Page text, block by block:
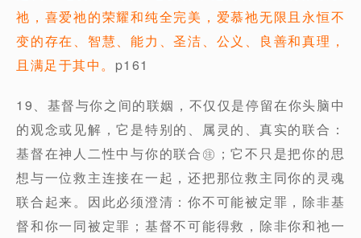
祂，喜爱祂的荣耀和纯全完美，爱慕祂⽆限且永恒不
变的存在、智慧、能⼒、圣洁、公义、良善和真理，
且满⾜于其中。 p161
19、基督与你之间的联姻，不仅仅是停留在你头脑中
的观念或⻅解，它是特别的、属灵的、真实的联合：
基督在神⼈⼆性中与你的联合㊟；它不只是把你的思
想与⼀位救主连接在⼀起，还把那位救主同你的灵魂
联合起来。因此必须澄清：你不可能被定罪，除⾮基
督和你⼀同被定罪；基督不可能得救，除⾮你和祂⼀